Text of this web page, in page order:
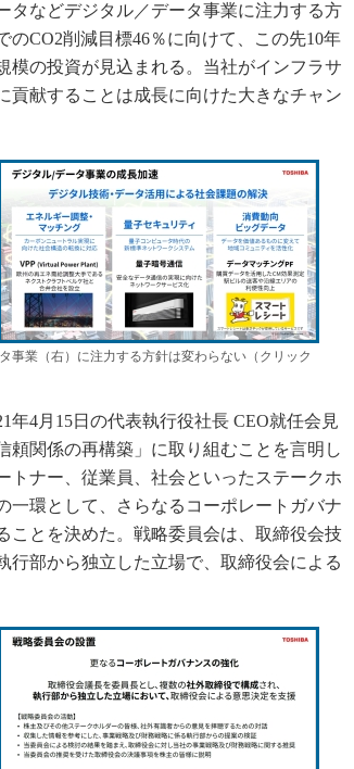
タなどデジタル／データ事業に注力する方
CO2削減目標46％に向けて、この先10年
模の投資が見込まれる。当社がインフラサ
貢献することは成長に向けた大きなチャン
事業（右）に注力する方針は変わらない（クリック
4月15日の代表執行役社長 CEO就任会見
頼関係の再構築」に取り組むことを言明し
トナー、従業員、社会といったステークホ
一環として、さらなるコーポレートガバナ
ことを決めた。戦略委員会は、取締役会技
部から独立した立場で、取締役会による